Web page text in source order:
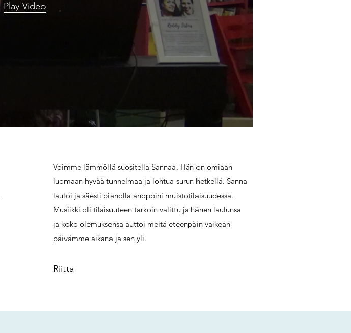
Play Video
Voimme lämmöllä suositella Sannaa. Hän on omiaan
luomaan hyvää tunnelmaa ja lohtua surun hetkellä. Sanna
lauloi ja säesti pianolla anoppini muistotilaisuudessa.
Musiikki oli tilaisuuteen tarkoin valittu ja hänen laulunsa
ja koko olemuksensa auttoi meitä eteenpäin vaikean
päivämme aikana ja sen yli.
Riitta